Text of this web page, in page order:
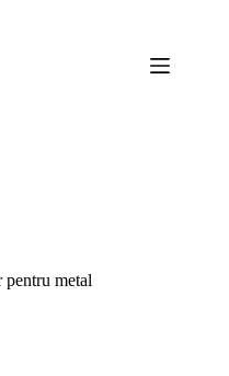
pentru metal